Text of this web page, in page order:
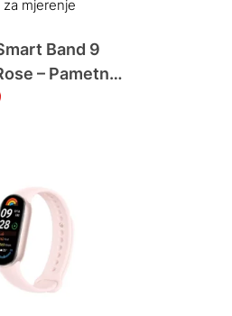
mjerenje
Band 9
– Pametna